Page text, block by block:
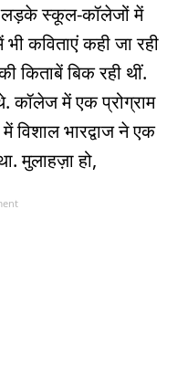
लड़के स्कूल-कॉलेजों में
भी कविताएं कही जा रही
किताबें बिक रही थीं.
कॉलेज में एक प्रोग्राम
विशाल भारद्वाज ने एक
मुलाहज़ा हो,